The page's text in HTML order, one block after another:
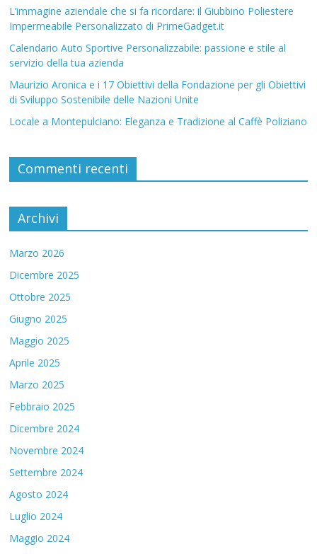
L’immagine aziendale che si fa ricordare: il Giubbino Poliestere
Impermeabile Personalizzato di PrimeGadget.it
Calendario Auto Sportive Personalizzabile: passione e stile al
servizio della tua azienda
Maurizio Aronica e i 17 Obiettivi della Fondazione per gli Obiettivi
di Sviluppo Sostenibile delle Nazioni Unite
Locale a Montepulciano: Eleganza e Tradizione al Caffè Poliziano
Commenti recenti
Archivi
Marzo 2026
Dicembre 2025
Ottobre 2025
Giugno 2025
Maggio 2025
Aprile 2025
Marzo 2025
Febbraio 2025
Dicembre 2024
Novembre 2024
Settembre 2024
Agosto 2024
Luglio 2024
Maggio 2024